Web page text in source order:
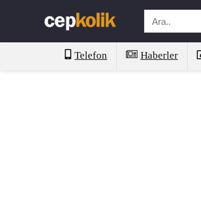
Telefon Haberler